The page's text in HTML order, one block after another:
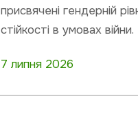
присвячені гендерній
стійкості в умовах війни.
7 липня 2026